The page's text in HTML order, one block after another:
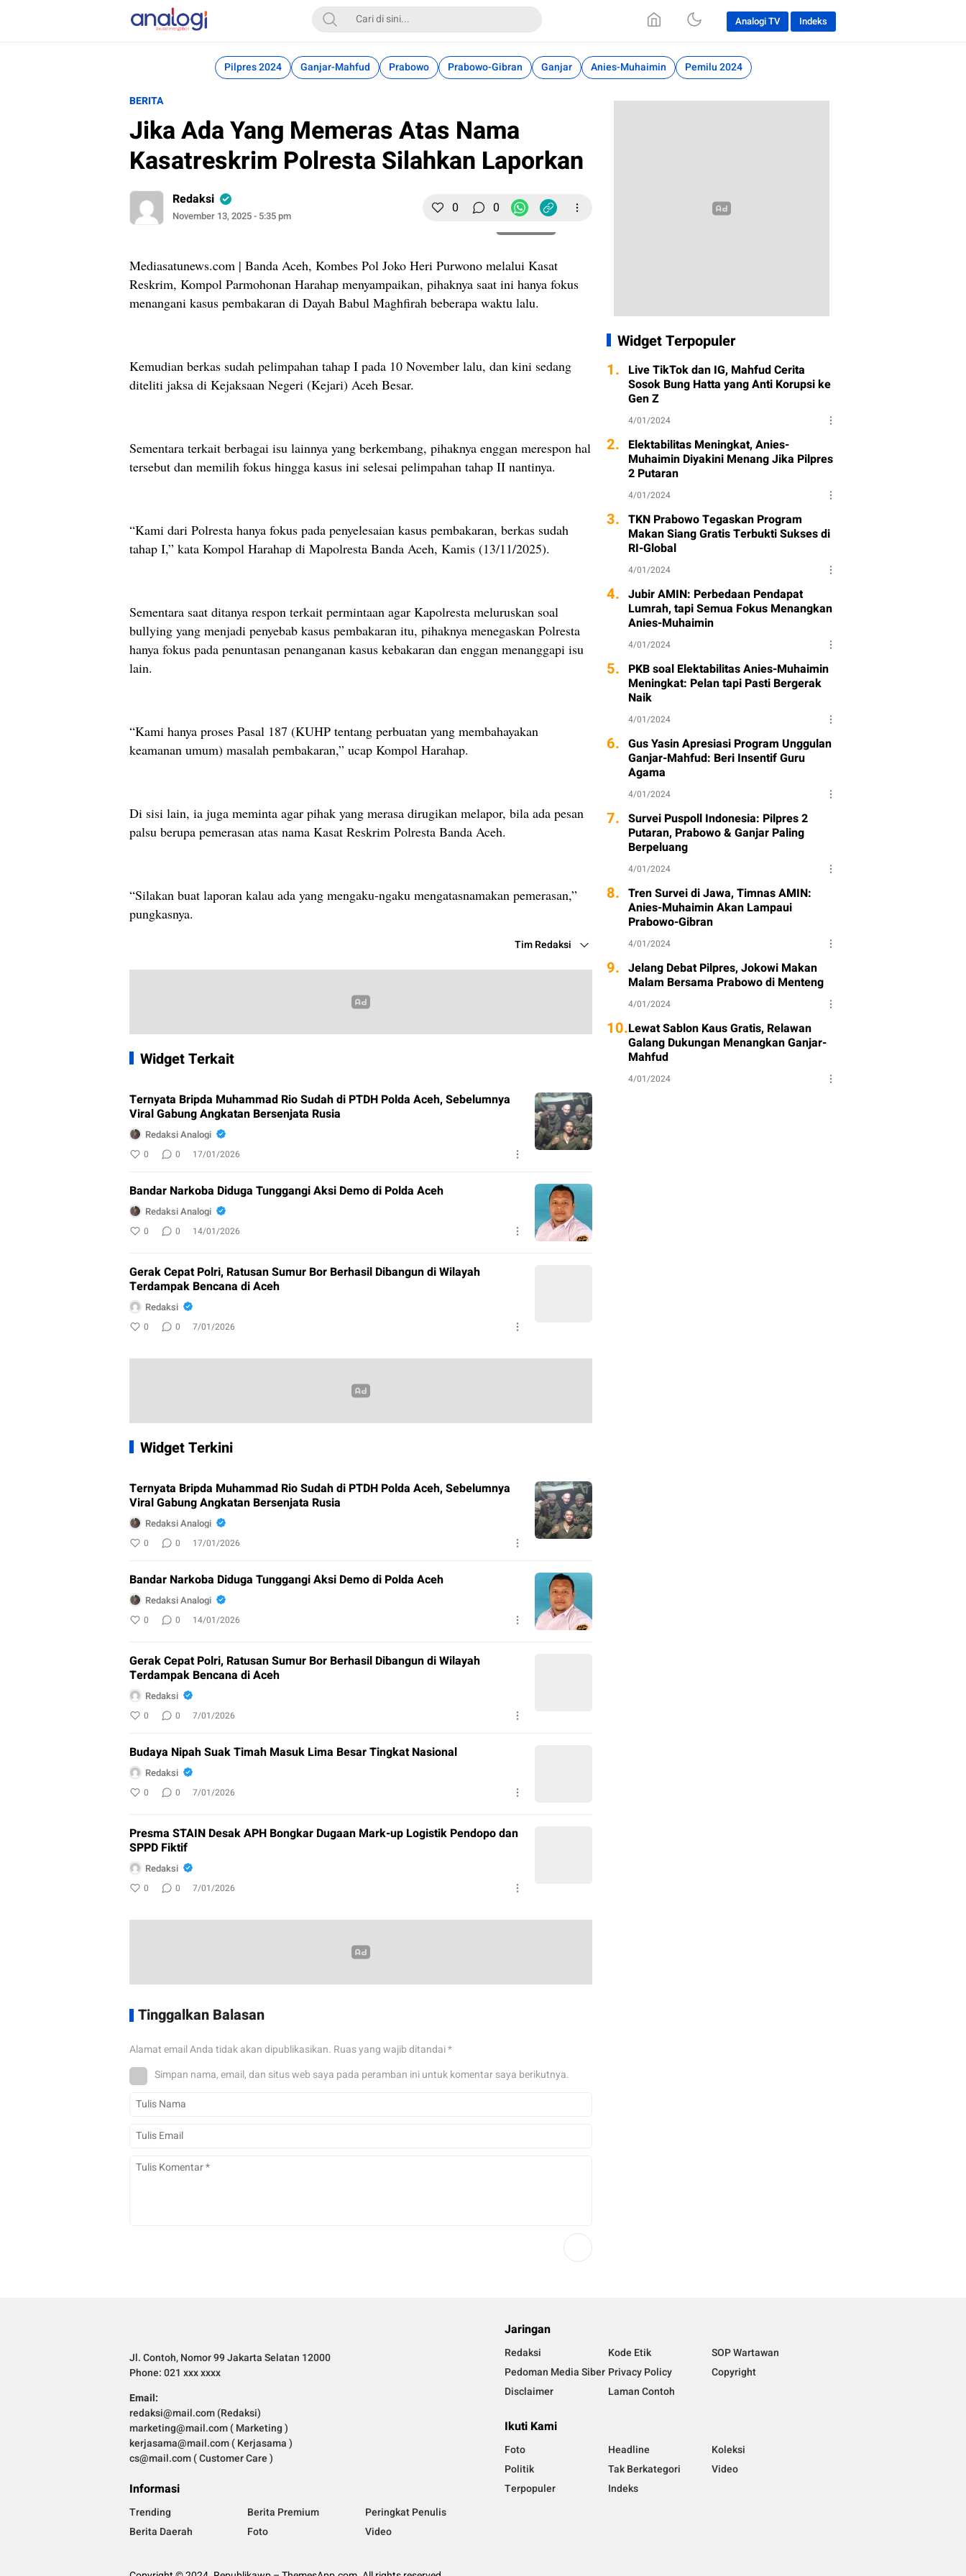
Analogi
Akurat Mengabari
Analogi TV Indeks
Pilpres 2024 Ganjar-Mahfud Prabowo Prabowo-Gibran Ganjar Anies-Muhaimin Pemilu 2024
BERITA
Jika Ada Yang Memeras Atas Nama
Kasatreskrim Polresta Silahkan Laporkan
Redaksi
November 13, 2025 - 5:35 pm 0 0
Mediasatunews.com | Banda Aceh, Kombes Pol Joko Heri Purwono melalui Kasat
Reskrim, Kompol Parmohonan Harahap menyampaikan, pihaknya saat ini hanya fokus
menangani kasus pembakaran di Dayah Babul Maghfirah beberapa waktu lalu.
Kemudian berkas sudah pelimpahan tahap I pada 10 November lalu, dan kini sedang
diteliti jaksa di Kejaksaan Negeri (Kejari) Aceh Besar.
Sementara terkait berbagai isu lainnya yang berkembang, pihaknya enggan merespon hal
tersebut dan memilih fokus hingga kasus ini selesai pelimpahan tahap II nantinya.
“Kami dari Polresta hanya fokus pada penyelesaian kasus pembakaran, berkas sudah
tahap I,” kata Kompol Harahap di Mapolresta Banda Aceh, Kamis (13/11/2025).
Sementara saat ditanya respon terkait permintaan agar Kapolresta meluruskan soal
bullying yang menjadi penyebab kasus pembakaran itu, pihaknya menegaskan Polresta
hanya fokus pada penuntasan penanganan kasus kebakaran dan enggan menanggapi isu
lain.
“Kami hanya proses Pasal 187 (KUHP tentang perbuatan yang membahayakan
keamanan umum) masalah pembakaran,” ucap Kompol Harahap.
Di sisi lain, ia juga meminta agar pihak yang merasa dirugikan melapor, bila ada pesan
palsu berupa pemerasan atas nama Kasat Reskrim Polresta Banda Aceh.
“Silakan buat laporan kalau ada yang mengaku-ngaku mengatasnamakan pemerasan,”
pungkasnya.
Tim Redaksi
Widget Terkait
Ternyata Bripda Muhammad Rio Sudah di PTDH Polda Aceh, Sebelumnya
Viral Gabung Angkatan Bersenjata Rusia
Redaksi Analogi
0 0 17/01/2026
Bandar Narkoba Diduga Tunggangi Aksi Demo di Polda Aceh
Redaksi Analogi
0 0 14/01/2026
Gerak Cepat Polri, Ratusan Sumur Bor Berhasil Dibangun di Wilayah
Terdampak Bencana di Aceh
Redaksi
0 0 7/01/2026
Widget Terkini
Ternyata Bripda Muhammad Rio Sudah di PTDH Polda Aceh, Sebelumnya
Viral Gabung Angkatan Bersenjata Rusia
Redaksi Analogi
0 0 17/01/2026
Bandar Narkoba Diduga Tunggangi Aksi Demo di Polda Aceh
Redaksi Analogi
0 0 14/01/2026
Gerak Cepat Polri, Ratusan Sumur Bor Berhasil Dibangun di Wilayah
Terdampak Bencana di Aceh
Redaksi
0 0 7/01/2026
Budaya Nipah Suak Timah Masuk Lima Besar Tingkat Nasional
Redaksi
0 0 7/01/2026
Presma STAIN Desak APH Bongkar Dugaan Mark-up Logistik Pendopo dan
SPPD Fiktif
Redaksi
0 0 7/01/2026
Tinggalkan Balasan
Alamat email Anda tidak akan dipublikasikan. Ruas yang wajib ditandai*
Simpan nama, email, dan situs web saya pada peramban ini untuk komentar saya berikutnya.
Widget Terpopuler
1. Live TikTok dan IG, Mahfud Cerita
Sosok Bung Hatta yang Anti Korupsi ke
Gen Z
4/01/2024
2. Elektabilitas Meningkat, Anies-
Muhaimin Diyakini Menang Jika Pilpres
2 Putaran
4/01/2024
3. TKN Prabowo Tegaskan Program
Makan Siang Gratis Terbukti Sukses di
RI-Global
4/01/2024
4. Jubir AMIN: Perbedaan Pendapat
Lumrah, tapi Semua Fokus Menangkan
Anies-Muhaimin
4/01/2024
5. PKB soal Elektabilitas Anies-Muhaimin
Meningkat: Pelan tapi Pasti Bergerak
Naik
4/01/2024
6. Gus Yasin Apresiasi Program Unggulan
Ganjar-Mahfud: Beri Insentif Guru
Agama
4/01/2024
7. Survei Puspoll Indonesia: Pilpres 2
Putaran, Prabowo & Ganjar Paling
Berpeluang
4/01/2024
8. Tren Survei di Jawa, Timnas AMIN:
Anies-Muhaimin Akan Lampaui
Prabowo-Gibran
4/01/2024
9. Jelang Debat Pilpres, Jokowi Makan
Malam Bersama Prabowo di Menteng
4/01/2024
10.Lewat Sablon Kaus Gratis, Relawan
Galang Dukungan Menangkan Ganjar-
Mahfud
4/01/2024
Jl. Contoh, Nomor 99 Jakarta Selatan 12000
Phone: 021 xxx xxxx
Email:
redaksi@mail.com (Redaksi)
marketing@mail.com ( Marketing )
kerjasama@mail.com ( Kerjasama )
cs@mail.com ( Customer Care )
Informasi
Trending Berita Premium
Peringkat Penulis
Berita Daerah
Foto Video
Jaringan
Redaksi Kode Etik
SOP Wartawan
Pedoman Media Siber Privacy Policy
Copyright
Disclaimer
Laman Contoh
Ikuti Kami
Foto Headline
Koleksi
Politik
Tak Berkategori
Video
Terpopuler
Indeks